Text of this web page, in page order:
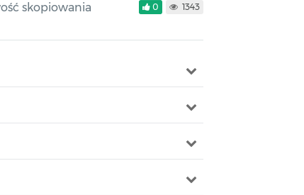
skopiowania
0 1343